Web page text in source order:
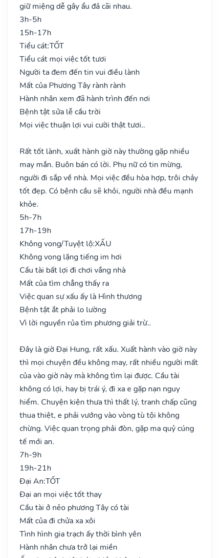
giữ miệng dễ gây ẩu đả cãi nhau.
3h-5h
15h-17h
Tiểu cát:TỐT
Tiểu cát mọi việc tốt tươi
Người ta đem đến tin vui điều lành
Mất của Phương Tây rành rành
Hành nhân xem đã hành trình đến nơi
Bệnh tật sửa lễ cầu trời
Mọi việc thuận lợi vui cười thật tươi..
Rất tốt lành, xuất hành giờ này thường gặp nhiều
may mắn. Buôn bán có lời. Phụ nữ có tin mừng,
người đi sắp về nhà. Mọi việc đều hòa hợp, trôi chảy
tốt đẹp. Có bệnh cầu sẽ khỏi, người nhà đều mạnh
khỏe.
5h-7h
17h-19h
Không vong/Tuyệt lộ:XẤU
Không vong lặng tiếng im hơi
Cầu tài bất lợi đi chơi vắng nhà
Mất của tìm chẳng thấy ra
Việc quan sự xấu ấy là Hình thương
Bệnh tật ắt phải lo lường
Vì lời nguyền rủa tìm phương giải trừ..
Đây là giờ Đại Hung, rất xấu. Xuất hành vào giờ này
thì mọi chuyện đều không may, rất nhiều người mất
của vào giờ này mà không tìm lại được. Cầu tài
không có lợi, hay bị trái ý, đi xa e gặp nạn nguy
hiểm. Chuyện kiện thưa thì thất lý, tranh chấp cũng
thua thiệt, e phải vướng vào vòng tù tội không
chừng. Việc quan trọng phải đòn, gặp ma quỷ cúng
tế mới an.
7h-9h
19h-21h
Đại An:TỐT
Đại an mọi việc tốt thay
Cầu tài ở nẻo phương Tây có tài
Mất của đi chửa xa xôi
Tình hình gia trạch ấy thời bình yên
Hành nhân chưa trở lại miền